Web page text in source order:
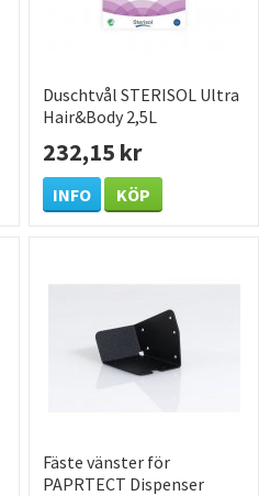
Duschtvål STERISOL Ultra
Hair&Body 2,5L
232,15 kr
INFO KÖP
Fäste vänster för
PAPRTECT Dispenser